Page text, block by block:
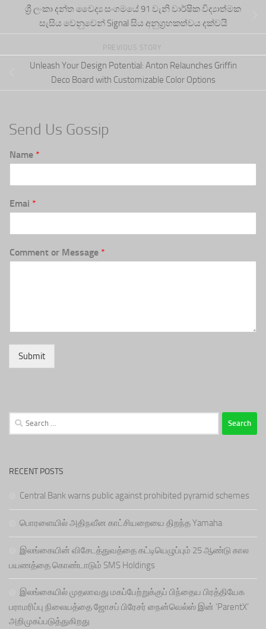
ශ්‍රී ලංකා දන්ත වෛද්‍ය සංගමයේ 91 වැනි වාර්ෂික විද්‍යාත්මක
සැසිය වෙනුවෙන් Signal සිය අනුග්‍රහකත්වය දක්වයි
PREVIOUS STORY
Unleash Your Design Potential: Anton Relaunches Griffin
Deco Board with Customizable Color Options
Send Us Gossip
Name *
Emai *
Comment or Message *
Submit
Search
for:
RECENT POSTS
Central Bank warns public against prohibited pyramid schemes
பொரளையில் அதிநவீன காட்சியறையை திறந்த Yamaha
இலங்கையின் விசேடத்துவத்தை கட்டியெழுப்பும் 25 ஆண்டு கால
பயணத்தை கொண்டாடும் SMS Holdings
இலங்கையில் முதலாவது மகப்பேற்றுக்குப் பிந்தைய பிரத்தியேக
பராமரிப்பு நிலையத்தை ஜோசப் பிரேசர் நைன்வெல்ஸ் இன் ‘ParentX’
அறிமுகப்படுத்துகிறது